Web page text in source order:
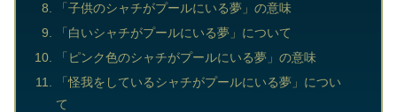
「子供のシャチがプールにいる夢」の意味
「白いシャチがプールにいる夢」について
「ピンク色のシャチがプールにいる夢」の意味
「怪我をしているシャチがプールにいる夢」につい
て